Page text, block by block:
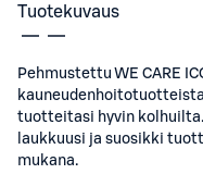
Tuotekuvaus
Pehmustettu WE CARE
tuotteitasi hyvin
laukkuusi ja suosikki
mukana.